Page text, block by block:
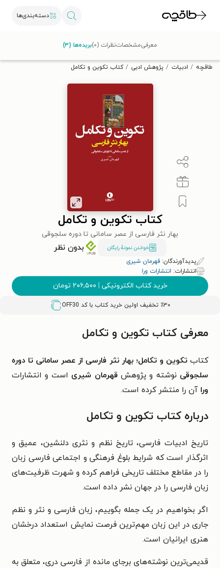
دسته‌بندی‌ها
تخفیف از طاقچه دریافت کن.
طاقچه ادبیات پژوهش ادبی کتاب تکوین و تکامل
کتاب تکوین و تکامل
بهار نثر فارسی از عصر سامانی تا دوره سلجوقی
خواندن نمونۀ رایگان بدون نظر
پدیدآورندگان: قهرمان شیری
انتشارات: انتشارات ورا
خرید کتاب الکترونیکی | ۲۰۶,۵۰۰ تومان
٪۳۰ تخفیف اولین خرید کتاب با کد OFF30
معرفیمشخصاتنظرات (۰) بریده‌ها (۳)
معرفی کتاب تکوین و تکامل
کتابتکوین و تکامل؛بهار نثر فارسی از عصر سامانی تا دوره
سلجوقی نوشته و پژوهش قهرمان شیری است و انتشارات
ورا آن را منتشر کرده است.
درباره کتاب تکوین و تکامل
تاریخ ادبیات فارسی، تاریخ نظم و نثری دلنشین، عمیق و
اثرگذار است که شرایط بلوغ فرهنگی و اجتماعی فارسی زبان
را در مقاطع مختلف تاریخی فراهم کرده و شهرت ظرفیت‌های
زبان فارسی را در جهان نشر داده است.
اگر بخواهیم در یک جمله بگوییم، زبان فارسی و نثر و نظم
جاری در این زبان مهم‌ترین فرصت نمایش استعداد درخشان
هنری ایرانیان است.
قدیمی‌ترین نوشته‌های برجای مانده از فارسی دری، متعلق به